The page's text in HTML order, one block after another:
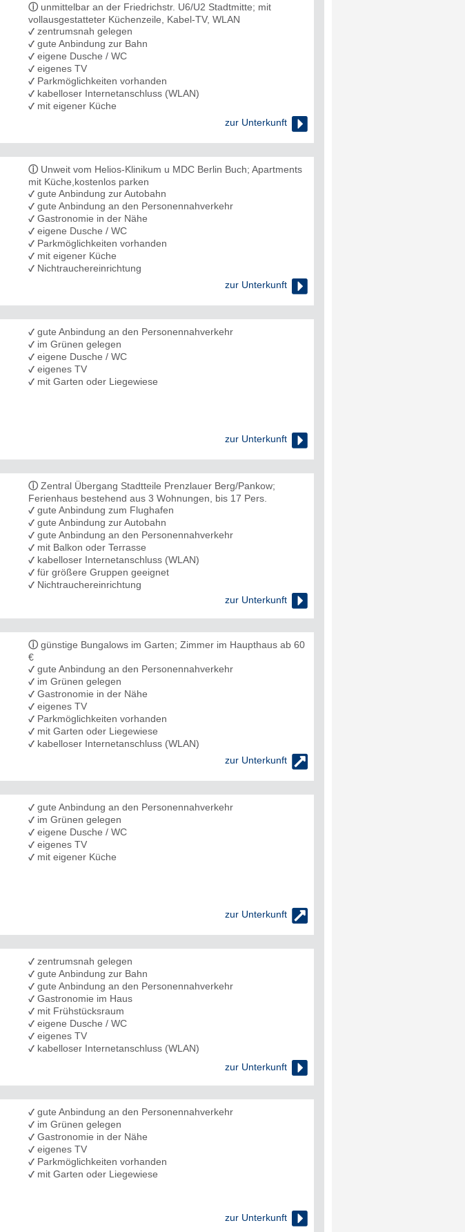
ⓘ unmittelbar an der Friedrichstr. U6/U2 Stadtmitte; mit
vollausgestatteter Küchenzeile, Kabel-TV, WLAN
✓ zentrumsnah gelegen
✓ gute Anbindung zur Bahn
✓ eigene Dusche / WC
✓ eigenes TV
✓ Parkmöglichkeiten vorhanden
✓ kabelloser Internetanschluss (WLAN)
✓ mit eigener Küche
zur Unterkunft 
ⓘ Unweit vom Helios-Klinikum u MDC Berlin Buch; Apartments
mit Küche,kostenlos parken
✓ gute Anbindung zur Autobahn
✓ gute Anbindung an den Personennahverkehr
✓ Gastronomie in der Nähe
✓ eigene Dusche / WC
✓ Parkmöglichkeiten vorhanden
✓ mit eigener Küche
✓ Nichtrauchereinrichtung
zur Unterkunft 
✓ gute Anbindung an den Personennahverkehr
✓ im Grünen gelegen
✓ eigene Dusche / WC
✓ eigenes TV
✓ mit Garten oder Liegewiese
zur Unterkunft 
ⓘ Zentral Übergang Stadtteile Prenzlauer Berg/Pankow;
Ferienhaus bestehend aus 3 Wohnungen, bis 17 Pers.
✓ gute Anbindung zum Flughafen
✓ gute Anbindung zur Autobahn
✓ gute Anbindung an den Personennahverkehr
✓ mit Balkon oder Terrasse
✓ kabelloser Internetanschluss (WLAN)
✓ für größere Gruppen geeignet
✓ Nichtrauchereinrichtung
zur Unterkunft

ⓘ günstige Bungalows im Garten; Zimmer im Haupthaus ab 60
€
✓ gute Anbindung an den Personennahverkehr
✓ im Grünen gelegen
✓ Gastronomie in der Nähe
✓ eigenes TV
✓ Parkmöglichkeiten vorhanden
✓ mit Garten oder Liegewiese
✓ kabelloser Internetanschluss (WLAN)
zur Unterkunft 
✓ gute Anbindung an den Personennahverkehr
✓ im Grünen gelegen
✓ eigene Dusche / WC
✓ eigenes TV
✓ mit eigener Küche
zur Unterkunft 
✓ zentrumsnah gelegen
✓ gute Anbindung zur Bahn
✓ gute Anbindung an den Personennahverkehr
✓ Gastronomie im Haus
✓ mit Frühstücksraum
✓ eigene Dusche / WC
✓ eigenes TV
✓ kabelloser Internetanschluss (WLAN)
zur Unterkunft

✓ gute Anbindung an den Personennahverkehr
✓ im Grünen gelegen
✓ Gastronomie in der Nähe
✓ eigenes TV
✓ Parkmöglichkeiten vorhanden
✓ mit Garten oder Liegewiese
zur Unterkunft 